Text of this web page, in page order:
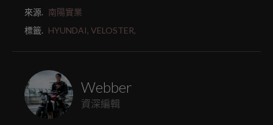
來源. 南陽實業
標籤. HYUNDAI, VELOSTER,
Webber
資深編輯